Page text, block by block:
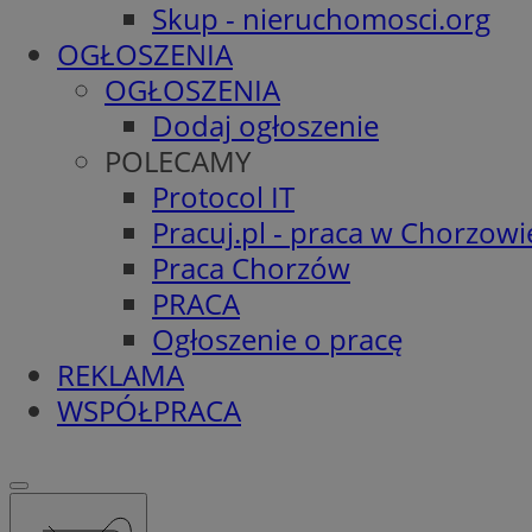
Skup - nieruchomosci.org
OGŁOSZENIA
OGŁOSZENIA
Dodaj ogłoszenie
POLECAMY
Protocol IT
Pracuj.pl - praca w
Praca Chorzów
PRACA
Ogłoszenie o pracę
REKLAMA
WSPÓŁPRACA